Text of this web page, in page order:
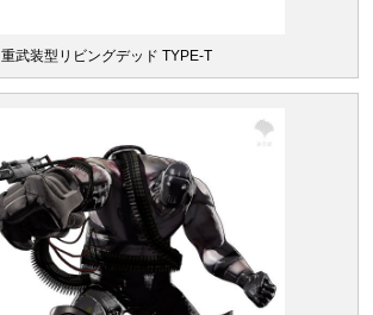
重武装型リビングデッド TYPE-T